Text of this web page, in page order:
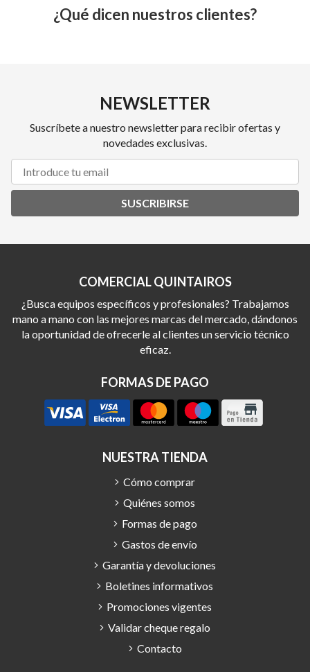
¿Qué dicen nuestros clientes?
NEWSLETTER
Suscríbete a nuestro newsletter para recibir ofertas y
novedades exclusivas.
SUSCRIBIRSE
COMERCIAL QUINTAIROS
¿Busca equipos específicos y profesionales? Trabajamos
mano a mano con las mejores marcas del mercado, dándonos
la oportunidad de ofrecerle al clientes un servicio técnico
eficaz.
FORMAS DE PAGO
NUESTRA TIENDA
Cómo comprar
Quiénes somos
Formas de pago
Gastos de envío
Garantía y devoluciones
Boletines informativos
Promociones vigentes
Validar cheque regalo
Contacto